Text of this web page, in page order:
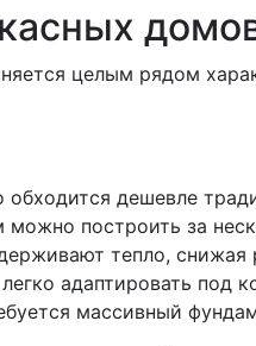
целым рядом
дешевле
построить за
тепло, снижая
адаптировать под
массивный